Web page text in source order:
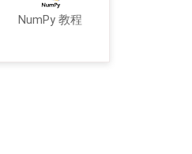
NumPy 教程